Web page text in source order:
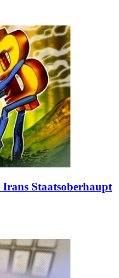
Staatsoberhaupt